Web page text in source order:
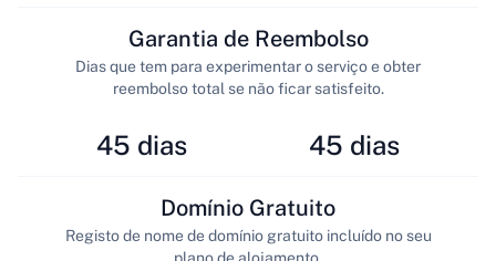
45 dias
Garantia de Reembolso
Dias que tem para experimentar o serviço e obter
reembolso total se não ficar satisfeito.
45 dias
Domínio Gratuito
Registo de nome de domínio gratuito incluído no seu
plano de alojamento.